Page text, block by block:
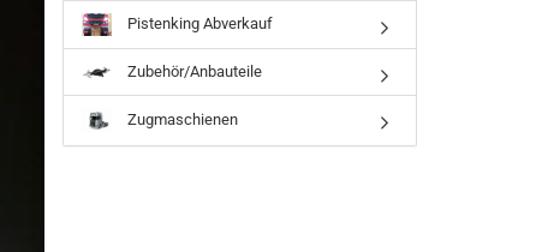
Pistenking Abverkauf
Zubehör/Anbauteile
Zugmaschienen